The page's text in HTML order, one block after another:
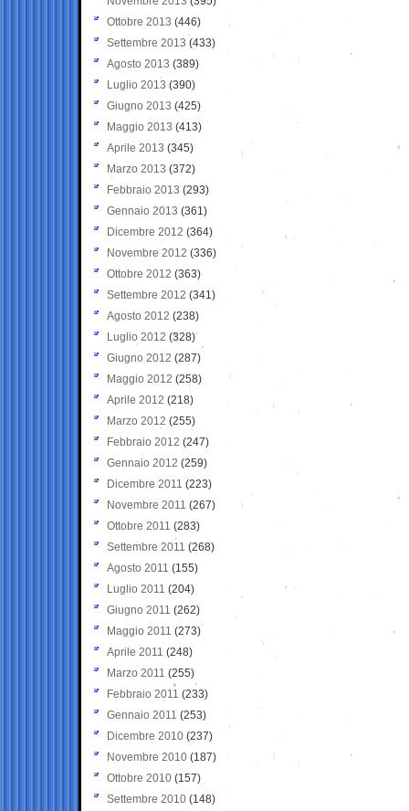
Ottobre 2013 (446)
Settembre 2013 (433)
Agosto 2013 (389)
Luglio 2013 (390)
Giugno 2013 (425)
Maggio 2013 (413)
Aprile 2013 (345)
Marzo 2013 (372)
Febbraio 2013 (293)
Gennaio 2013 (361)
Dicembre 2012 (364)
Novembre 2012 (336)
Ottobre 2012 (363)
Settembre 2012 (341)
Agosto 2012 (238)
Luglio 2012 (328)
Giugno 2012 (287)
Maggio 2012 (258)
Aprile 2012 (218)
Marzo 2012 (255)
Febbraio 2012 (247)
Gennaio 2012 (259)
Dicembre 2011 (223)
Novembre 2011 (267)
Ottobre 2011 (283)
Settembre 2011 (268)
Agosto 2011 (155)
Luglio 2011 (204)
Giugno 2011 (262)
Maggio 2011 (273)
Aprile 2011 (248)
Marzo 2011 (255)
Febbraio 2011 (233)
Gennaio 2011 (253)
Dicembre 2010 (237)
Novembre 2010 (187)
Ottobre 2010 (157)
Settembre 2010 (148)